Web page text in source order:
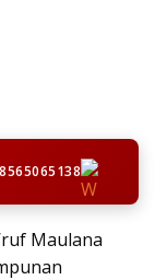
Maulana